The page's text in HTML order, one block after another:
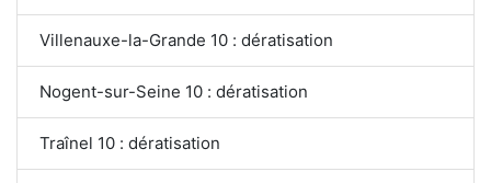
Villenauxe-la-Grande 10 : dératisation
Nogent-sur-Seine 10 : dératisation
Traînel 10 : dératisation